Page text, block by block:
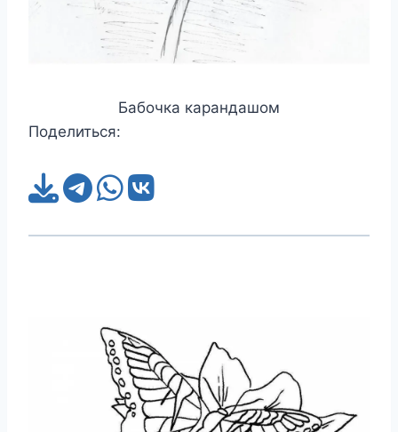
Бабочка карандашом
Поделиться: